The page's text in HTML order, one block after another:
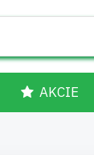
AKCIE